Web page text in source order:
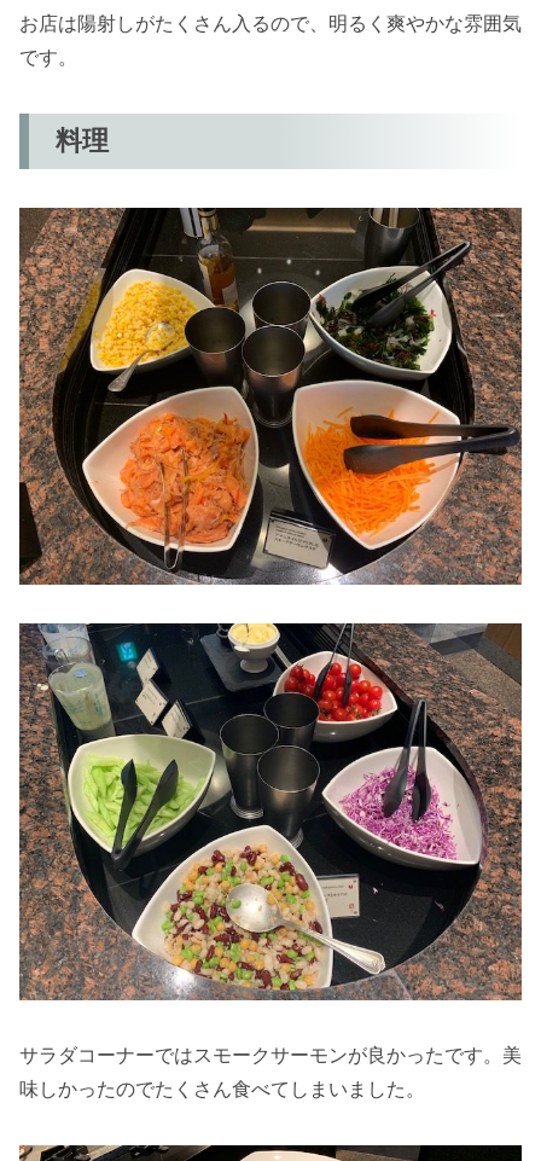
お店は陽射しがたくさん入るので、明るく爽やかな雰囲気
です。
料理
サラダコーナーではスモークサーモンが良かったです。美
味しかったのでたくさん食べてしまいました。